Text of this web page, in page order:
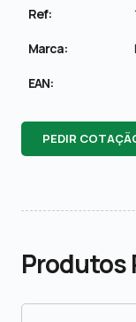
Ref:
Marca:
EAN:
PEDIR
Produtos